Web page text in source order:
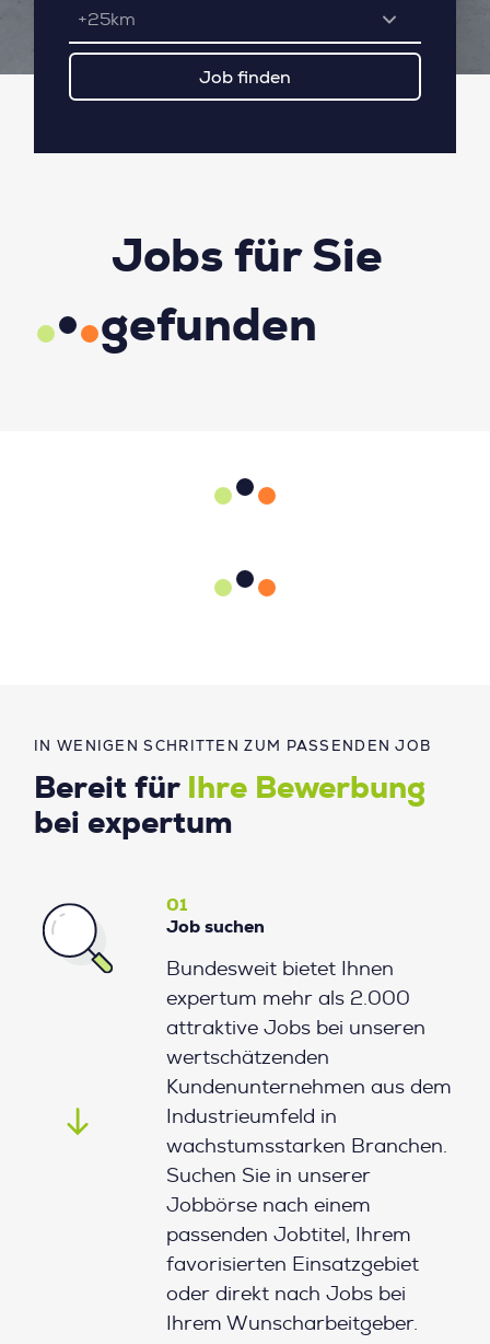
+25km
IN WENIGEN SCHRITTEN ZUM PASSENDEN JOB
Bereit für
Ihre Bewerbung
bei expertum
01
Job suchen
Bundesweit bietet Ihnen
expertum mehr als 2.000
attraktive Jobs bei unseren
wertschätzenden
Kundenunternehmen aus dem
Industrieumfeld in
wachstumsstarken Branchen.
Suchen Sie in unserer
Jobbörse nach einem
passenden Jobtitel, Ihrem
favorisierten Einsatzgebiet
oder direkt nach Jobs bei
Ihrem Wunscharbeitgeber.